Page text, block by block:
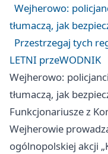
Wejherowo:
tłumaczą, jak
Przestrzegaj tych
LETNI przeWODNIK
Wejherowo:
tłumaczą, jak
Funkcjonariusze z
Wejherowie
ogólnopolskiej akcji